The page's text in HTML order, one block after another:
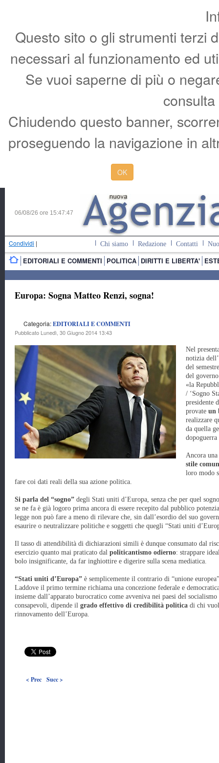
Questo sito o gli strumenti terzi
necessari al funzionamento ed
Se vuoi saperne di più o
Chiudendo questo banner,
proseguendo la navigazione in
OK
06/08/26 ore 15:47:48
Condividi | Chi siamo Redazione Contatti
EDITORIALI E COMMENTI POLITICA DIRITTI E LIBERTA'
Europa: Sogna Matteo Renzi, sogna!
Categoria:EDITORIALI E COMMENTI
Pubblicato Lunedì, 30 Giugno 2014 13:43
Nel
notizia
del
del
«la
/ ‘Sogno
presidente
provate un
realizzare
da quella
Ancora
stile
loro modo
fare coi dati reali della sua azione politica.
Si parla del “sogno” degli Stati uniti d’Europa, senza che per quel
se ne fa è già logoro prima ancora di essere recepito dal pubblico
legge non può fare a meno di rilevare che, sin dall’esordio del suo
esaurire o neutralizzare politiche e soggetti che quegli “Stati uniti
Il tasso di attendibilità di dichiarazioni simili è dunque consumato dal
esercizio quanto mai praticato dal politicantismo odierno: strappare
bolo insignificante, da far inghiottire e digerire sulla scena mediatica.
“Stati uniti d’Europa” è semplicemente il contrario di “unione
Laddove il primo termine richiama una concezione federale e
insieme dall’apparato burocratico come avveniva nei paesi del
consapevoli, dipende il grado effettivo di credibilità politica di chi
rinnovamento dell’Europa.
< Prec Succ >